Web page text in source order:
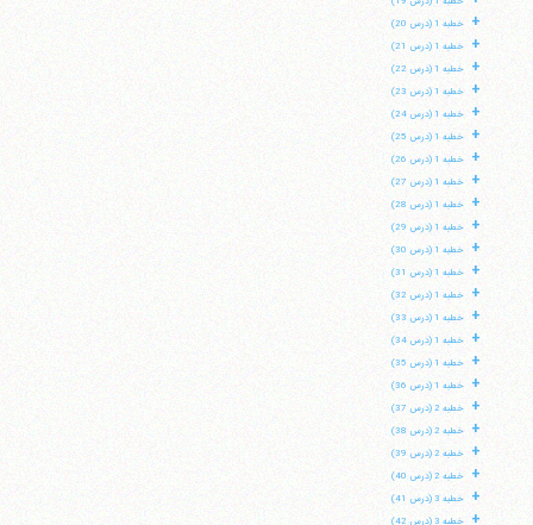
+ خطبه 1 (درس 20)
+ خطبه 1 (درس 21)
+ خطبه 1 (درس 22)
+ خطبه 1 (درس 23)
+ خطبه 1 (درس 24)
+ خطبه 1 (درس 25)
+ خطبه 1 (درس 26)
+ خطبه 1 (درس 27)
+ خطبه 1 (درس 28)
+ خطبه 1 (درس 29)
+ خطبه 1 (درس 30)
+ خطبه 1 (درس 31)
+ خطبه 1 (درس 32)
+ خطبه 1 (درس 33)
+ خطبه 1 (درس 34)
+ خطبه 1 (درس 35)
+ خطبه 1 (درس 36)
+ خطبه 2 (درس 37)
+ خطبه 2 (درس 38)
+ خطبه 2 (درس 39)
+ خطبه 2 (درس 40)
+ خطبه 3 (درس 41)
+ خطبه 3 (درس 42)